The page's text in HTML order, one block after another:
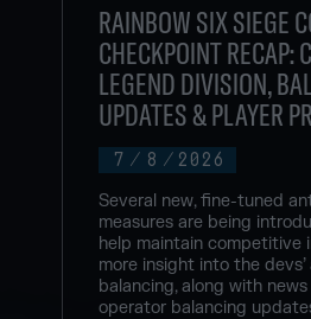
7 / 8 / 2026
RAINBOW SIX SIEGE
CHECKPOINT RECAP:
LEGEND DIVISION,
UPDATES & PLAYER
Several new, fine-tuned
measures are being
help maintain competitive
more insight into the
balancing, along with
operator balancing